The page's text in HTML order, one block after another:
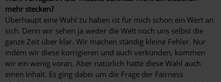
mehr stecken?
Überhaupt eine Wahl zu haben ist für mich schon ein Wert an
sich. Denn wir sehen ja weder die Welt noch uns selbst die
ganze Zeit über klar. Wir machen ständig kleine Fehler. Nur
indem wir diese korrigieren und auch verkünden, kommen
wir ein wenig voran. Aber natürlich hatte diese Wahl auch
einen Inhalt. Es ging dabei um die Frage der Fairness